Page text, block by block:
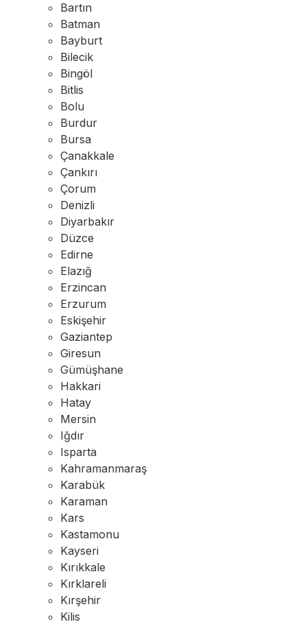
Bartın
Batman
Bayburt
Bilecik
Bingöl
Bitlis
Bolu
Burdur
Bursa
Çanakkale
Çankırı
Çorum
Denizli
Diyarbakır
Düzce
Edirne
Elazığ
Erzincan
Erzurum
Eskişehir
Gaziantep
Giresun
Gümüşhane
Hakkari
Hatay
Mersin
Iğdır
Isparta
Kahramanmaraş
Karabük
Karaman
Kars
Kastamonu
Kayseri
Kırıkkale
Kırklareli
Kırşehir
Kilis